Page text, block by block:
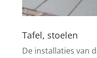
Tafel, stoelen
De installaties van